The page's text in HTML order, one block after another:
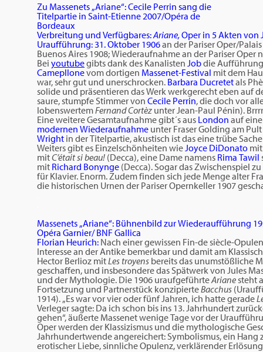
Zu Massenets „Ariane“: Cecile Perrin sang die
Titelpartie in Saint-Etienne 2007/Opéra de
Bordeaux
Verbreitung und Verfügbares:Ariane,Oper in 5 Akten von
Uraufführung: 31. Oktober 1906an der Pariser Oper/
Buenos Aires 1908; Wiederaufnahme an der Pariser Oper
Bei youtubegibts dank des Kanalisten Jobdie
Camepllonevom dortigen Massenet-Festival mit dem
war, sehr gut und unerschrocken. Barbara Ducretetals
solide und präsentieren das Werk werkgerecht eben auf
saure, stumpfe Stimmer von Cecile Perrin, die doch vor
lobenswertemFernand Cortèz unter Jean-Paul Pénin).
Eine weitere Gesamtaufnahme gibt´s aus London auf
modernen Wiederaufnahme unter Fraser Golding am
Wright in der Titelpartie, akustisch ist das eine trübe
Weiters gibt es Einzelschönheiten wieJoyce DiDonato
mitC’était si beau! (Decca), eine Dame namens Rima Tawil
mit Richard Bonynge (Decca). Sogar das Zwischenspiel
für Klavier. Enorm. Zudem finden sich jede Menge alter
die historischen Urnen der Pariser Opernkeller 1907
Massenets „Ariane“: Bühnenbild zur Wiederaufführung
Opéra Garnier/ BNF Gallica
Florian Heurich: Nach einer gewissen Fin-de siècle-
Interesse an der Antike bemerkbar und damit am
Hector Berlioz mitLes troyens bereits das unumstößliche
geschaffen, und insbesondere das Spätwerk von Jules
und der Mythologie. Die 1906 uraufgeführteArianesteht
Fortsetzung und Partnerstück konzipierteBacchus
1914). „Es war vor vier oder fünf Jahren, ich hatte gerade
Verleger sagte: Da ich schon bis ins 13. Jahrhundert
gehen“, äußerte Massenet wenige Tage vor der
Oper werden der Klassizismus und die mythologische
Jahrhundertwende angereichert: Symbolismus, ein
erotischer Liebe, sinnliche Opulenz, verklärender